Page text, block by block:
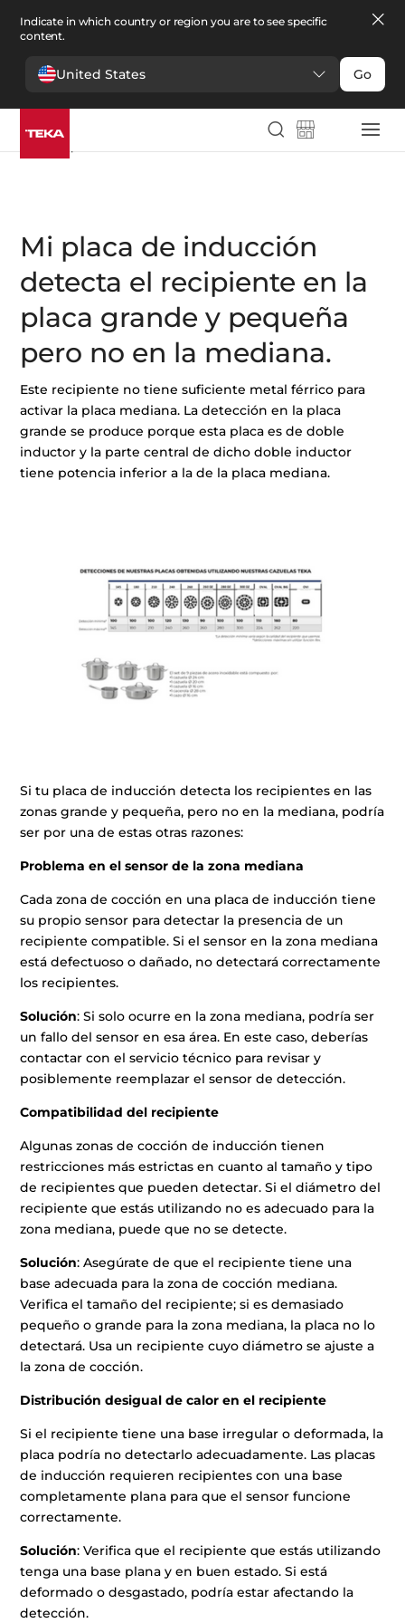
Indicate in which country or region you are to see specific
content.
United States Go
Mi placa de inducción detecta el recipiente en la placa grande y
Mi placa de inducción
detecta el recipiente en la
placa grande y pequeña
pero no en la mediana.
Este recipiente no tiene suficiente metal férrico para
activar la placa mediana. La detección en la placa
grande se produce porque esta placa es de doble
inductor y la parte central de dicho doble inductor
tiene potencia inferior a la de la placa mediana.
Si tu placa de inducción detecta los recipientes en las
zonas grande y pequeña, pero no en la mediana, podría
ser por una de estas otras razones:
Problema en el sensor de la zona mediana
Cada zona de cocción en una placa de inducción tiene
su propio sensor para detectar la presencia de un
recipiente compatible. Si el sensor en la zona mediana
está defectuoso o dañado, no detectará correctamente
los recipientes.
Solución: Si solo ocurre en la zona mediana, podría ser
un fallo del sensor en esa área. En este caso, deberías
contactar con el servicio técnico para revisar y
posiblemente reemplazar el sensor de detección.
Compatibilidad del recipiente
Algunas zonas de cocción de inducción tienen
restricciones más estrictas en cuanto al tamaño y tipo
de recipientes que pueden detectar. Si el diámetro del
recipiente que estás utilizando no es adecuado para la
zona mediana, puede que no se detecte.
Solución: Asegúrate de que el recipiente tiene una
base adecuada para la zona de cocción mediana.
Verifica el tamaño del recipiente; si es demasiado
pequeño o grande para la zona mediana, la placa no lo
detectará. Usa un recipiente cuyo diámetro se ajuste a
la zona de cocción.
Distribución desigual de calor en el recipiente
Si el recipiente tiene una base irregular o deformada, la
placa podría no detectarlo adecuadamente. Las placas
de inducción requieren recipientes con una base
completamente plana para que el sensor funcione
correctamente.
Solución: Verifica que el recipiente que estás utilizando
tenga una base plana y en buen estado. Si está
deformado o desgastado, podría estar afectando la
detección.